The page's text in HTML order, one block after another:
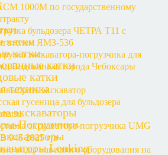
1000М по государственному
бульдозера ЧЕТРА Т11 с
ЯМЗ-536
экскаватора-погрузчика для
Водоканала города Чебоксары
выбрать экскаватор
гусеница для бульдозера
экскаватора-погрузчика UMG
945 2025 г/в
виды навесного оборудования на
катки
катки
катки
катки
техника
экскаваторы
Погрузчики
Lonking